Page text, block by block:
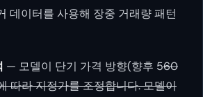
데이터를 사용해 장중 거래량 패턴
— 모델이 단기 가격 방향(향후 560
따라 지정가를 조정합니다. 모델이